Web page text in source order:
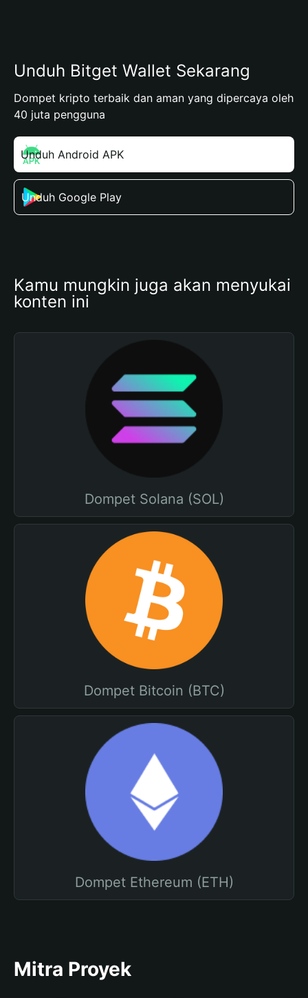
Unduh Bitget Wallet Sekarang
Dompet kripto terbaik dan aman yang dipercaya oleh
40 juta pengguna
Unduh Android APK
Unduh Google Play
Kamu mungkin juga akan menyukai
konten ini
Dompet Solana (SOL)
Dompet Bitcoin (BTC)
Dompet Ethereum (ETH)
Mitra Proyek